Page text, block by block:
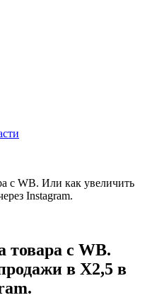
с WB. Или как увеличить
Instagram.
товара с WB.
в Х2,5 в